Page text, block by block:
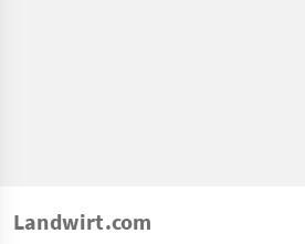
Landwirt.com